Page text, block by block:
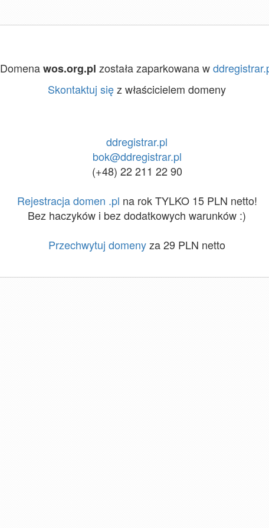
Domenawos.org.pl została zaparkowana w
Skontaktuj sięz właścicielem domeny
ddregistrar.pl
bok@ddregistrar.pl
(+48) 22 211 22 90
Rejestracja domen .pl na rok TYLKO 15 PLN netto!
Bez haczyków i bez dodatkowych warunków :)
Przechwytuj domenyza 29 PLN netto